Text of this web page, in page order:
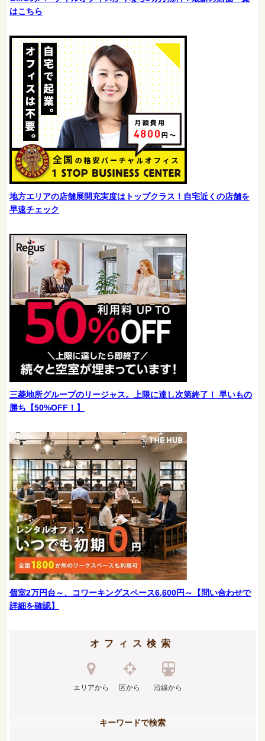
はこちら
地方エリアの店舗展開充実度はトップクラス！自宅近くの店舗を
早速チェック
三菱地所グループのリージャス。上限に達し次第終了！ 早いもの
勝ち【50%OFF！】
個室2万円台～、コワーキングスペース6,600円～【問い合わせで
詳細を確認】
オフィス検索
エリアから 区から 沿線から
キーワードで検索